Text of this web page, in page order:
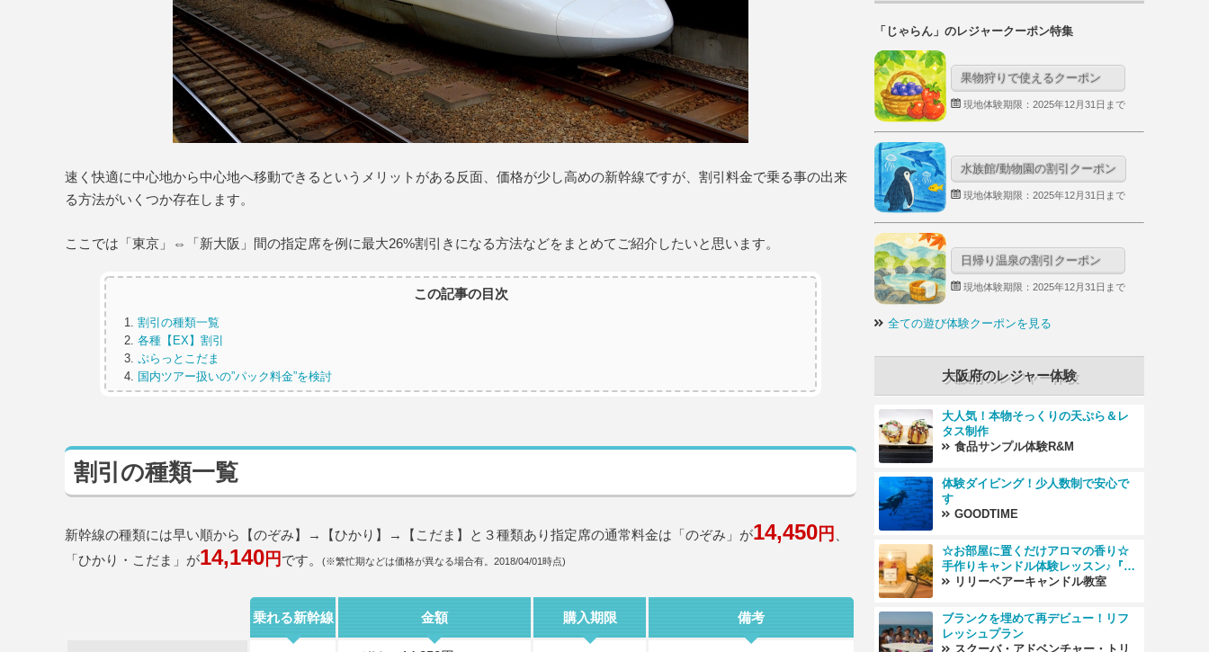
速く快適に中心地から中心地へ移動できるというメリットがある反面、価格が少し高めの新幹線ですが、割引料金で乗る事の出来
る方法がいくつか存在します。
ここでは「東京」⇔「新大阪」間の指定席を例に最大26%割引きになる方法などをまとめてご紹介したいと思います。
この記事の目次
割引の種類一覧
各種【EX】割引
ぷらっとこだま
国内ツアー扱いの”パック料金”を検討
割引の種類一覧
新幹線の種類には早い順から【のぞみ】→【ひかり】→【こだま】と３種類あり指定席の通常料金は「のぞみ」が14,450円
「ひかり・こだま」が14,140円 です。 (※繁忙期などは価格が異なる場合有。2018/04/01時点)
乗れる新幹線 金額 購入期限 備考
「じゃらん」のレジャークーポン特集
果物狩りで使えるクーポン
現地体験期限：2025年12月31日まで
水族館/動物園の割引クーポン
現地体験期限：2025年12月31日まで
日帰り温泉の割引クーポン
現地体験期限：2025年12月31日まで
全ての遊び体験クーポンを見る
大阪府のレジャー体験
大人気！本物そっくりの天ぷら＆レ
タス制作
食品サンプル体験R&M
体験ダイビング！少人数制で安心で
す
GOODTIME
☆お部屋に置くだけアロマの香り☆
手作りキャンドル体験レッスン♪『ア
ロマサシェが2個作れる♪』女性同士
メ！
リリーベアーキャンドル教室
ブランクを埋めて再デビュー！リフ
レッシュプラン
スクーバ・アドベンチャー・トリ